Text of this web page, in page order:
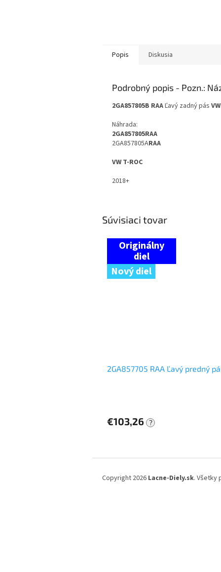
Popis Diskusia
Podrobný popis
2GA857805B RAAĽavý zadný pás
Náhrada:
2GA857805RAA
2GA857805ARAA
VW T-ROC
2018+
Súvisiaci tovar
Nový diel
2GA857705 RAA Ľavý predný
€103,26 ?
Copyright 2026 Lacne-Diely.sk. Všetky